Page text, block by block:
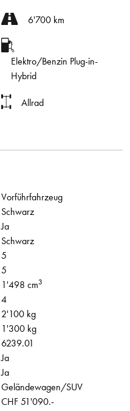
6'700 km
Elektro/Benzin Plug-in-
Hybrid
Allrad
Vorführfahrzeug
Schwarz
Ja
Schwarz
5
5
1'498 cm3
4
2'100 kg
1'300 kg
6239.01
Ja
Ja
Geländewagen/SUV
CHF 51'090.-